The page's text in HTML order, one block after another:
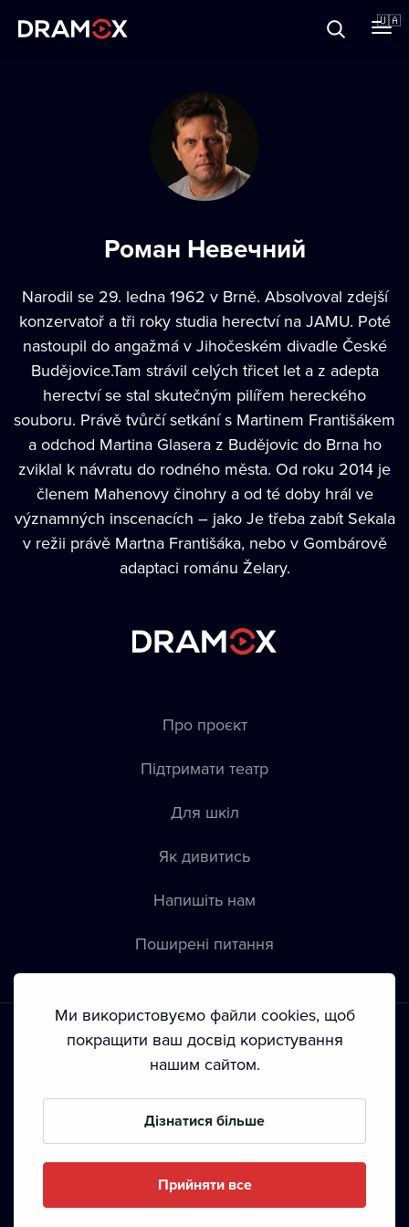
🇺🇦
Зареєструватися
Роман Невечний
Narodil se 29. ledna 1962 v Brně. Absolvoval zdejší
konzervatoř a tři roky studia herectví na JAMU. Poté
nastoupil do angažmá v Jihočeském divadle České
Budějovice.Tam strávil celých třicet let a z adepta
herectví se stal skutečným pilířem hereckého
souboru. Právě tvůrčí setkání s Martinem Františákem
a odchod Martina Glasera z Budějovic do Brna ho
zviklal k návratu do rodného města. Od roku 2014 je
členem Mahenovy činohry a od té doby hrál ve
významných inscenacích – jako Je třeba zabít Sekala
v režii právě Martna Františáka, nebo v Gombárově
adaptaci románu Želary.
Про проєкт
Підтримати театр
Для шкіл
Як дивитись
Напишіть нам
Пoширені питання
Положення й умови • Конфіденційність • Автoрські права
Ми використовуємо файли cookies, щоб
покращити ваш досвід користування
нашим сайтом.
Дізнатися більше
Прийняти все